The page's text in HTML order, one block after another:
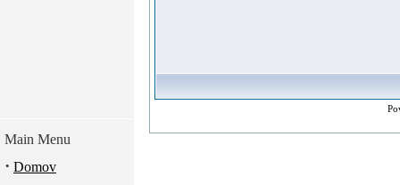
Main Menu
· Domov